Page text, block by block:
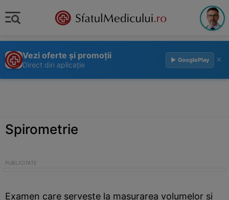
Vezi oferte și promoții
Direct din aplicație
▶ GooglePlay ×
Spirometrie
Examen care serveste la masurarea volumelor si